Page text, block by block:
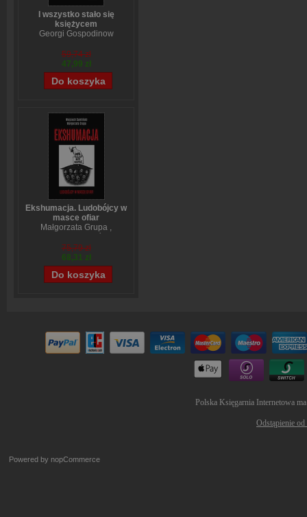
I wszystko stało się
księżycem
Georgi Gospodinow
59,74 zł
47,99 zł
Ekshumacja. Ludobójcy w
masce ofiar
Małgorzata Grupa ,
75,79 zł
68,31 zł
Polska Księgarnia Internetowa
Odstąpienie
Powered by nopCommerce